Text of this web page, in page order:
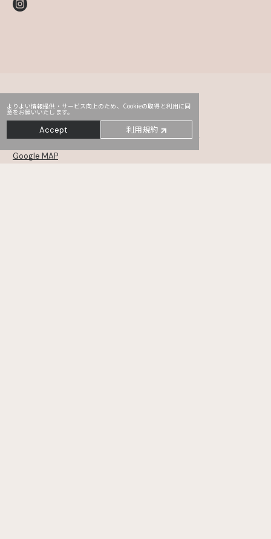
よりよい情報提供・サービス向上のため、Cookieの取得と利用に同
意をお願いいたします。
Accept 利用規約
Head Office PRO2 Third
〒107-0052 東京都港区赤坂2-14-5 Daiwa赤坂ビル 5・6F
Google MAP